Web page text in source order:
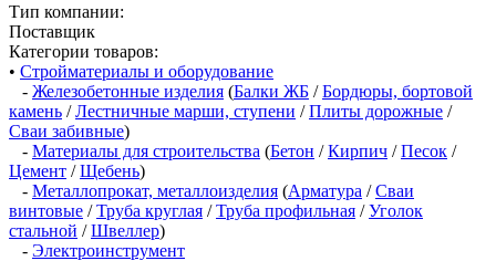
Тип компании:
Поставщик
Категории товаров:
• Стройматериалы и оборудование
- Железобетонные изделия (Балки ЖБ /Бордюры, бортовой
камень /Лестничные марши, ступени /Плиты дорожные /
Сваи забивные)
- Материалы для строительства (Бетон /Кирпич /Песок /
Цемент /Щебень)
- Металлопрокат, металлоизделия (Арматура /Сваи
винтовые /Труба круглая /Труба профильная /Уголок
стальной /Швеллер)
- Электроинструмент